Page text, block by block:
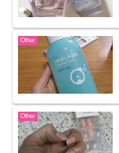
Other
Other